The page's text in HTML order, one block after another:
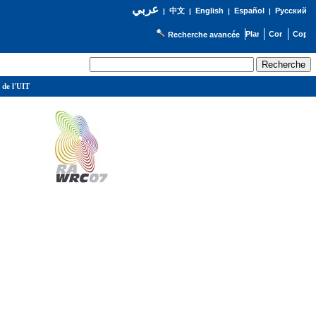
عربي| 中文| English | Español | Русский
Recherche avancée
de l'UIT